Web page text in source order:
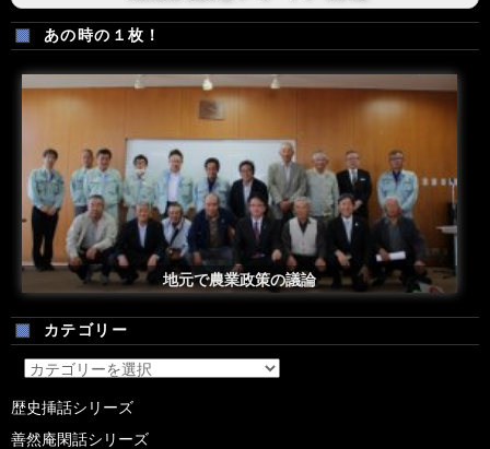
あの時の１枚！
安倍総理米国議会演説後の一コマ
地元で農業政策の議論
カテゴリー
カ
テ
リ
歴史挿話シリーズ
善然庵閑話シリーズ